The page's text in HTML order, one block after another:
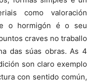
como valoración
o hormigón é o seu
craves no traballo
das súas obras. As 4
son claro exemplo
con sentido común,